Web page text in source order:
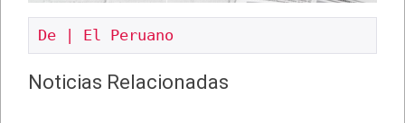
De | El Peruano
Noticias Relacionadas